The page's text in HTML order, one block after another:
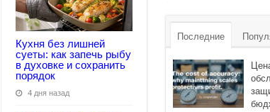
Кухня без лишней
суеты: как запечь рыбу
в духовке и сохранить
порядок
4 дня назад
Последние